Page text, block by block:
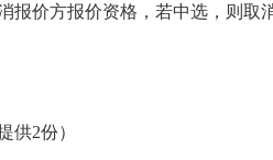
价方报价资格，若中选，则取
供2份）